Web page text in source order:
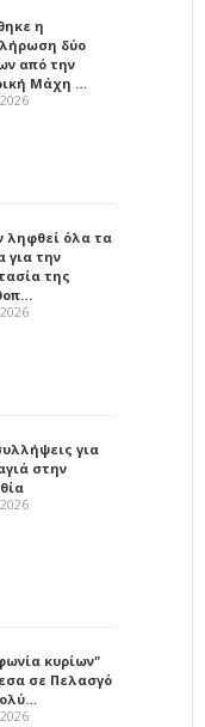
η
δύο
από την
Μάχη …
ληφθεί όλα τα
για την
της
για
στην
κυρίων"
σε Πελασγό